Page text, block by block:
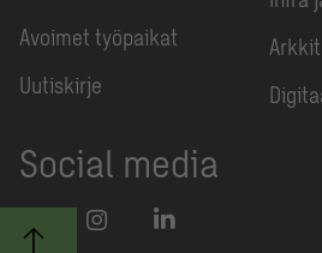
Avoimet työpaikat
Uutiskirje
Social media